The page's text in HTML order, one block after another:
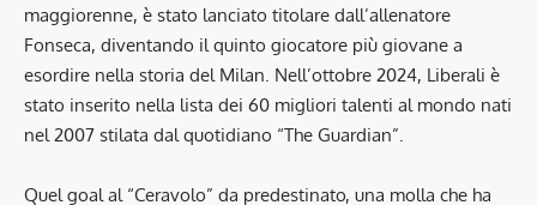
maggiorenne, è stato lanciato titolare dall’allenatore
Fonseca, diventando il quinto giocatore più giovane a
esordire nella storia del Milan. Nell’ottobre 2024, Liberali è
stato inserito nella lista dei 60 migliori talenti al mondo nati
nel 2007 stilata dal quotidiano “The Guardian”.
Quel goal al “Ceravolo” da predestinato, una molla che ha